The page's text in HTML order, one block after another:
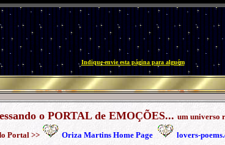
Indique-envie esta página para alguém
o PORTAL de EMOÇÕES... um universo
Portal >>
Oriza Martins Home Page lovers-